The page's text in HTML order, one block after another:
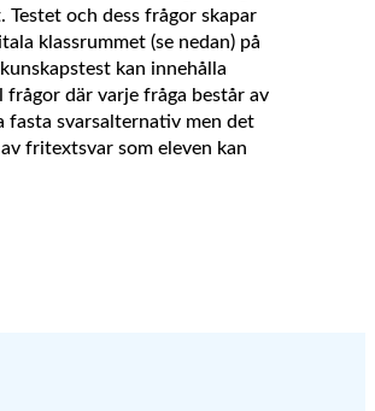
Testet och dess frågor skapar
klassrummet (se nedan) på
kan innehålla
frågor där varje fråga består av
fasta svarsalternativ men det
fritextsvar som eleven kan